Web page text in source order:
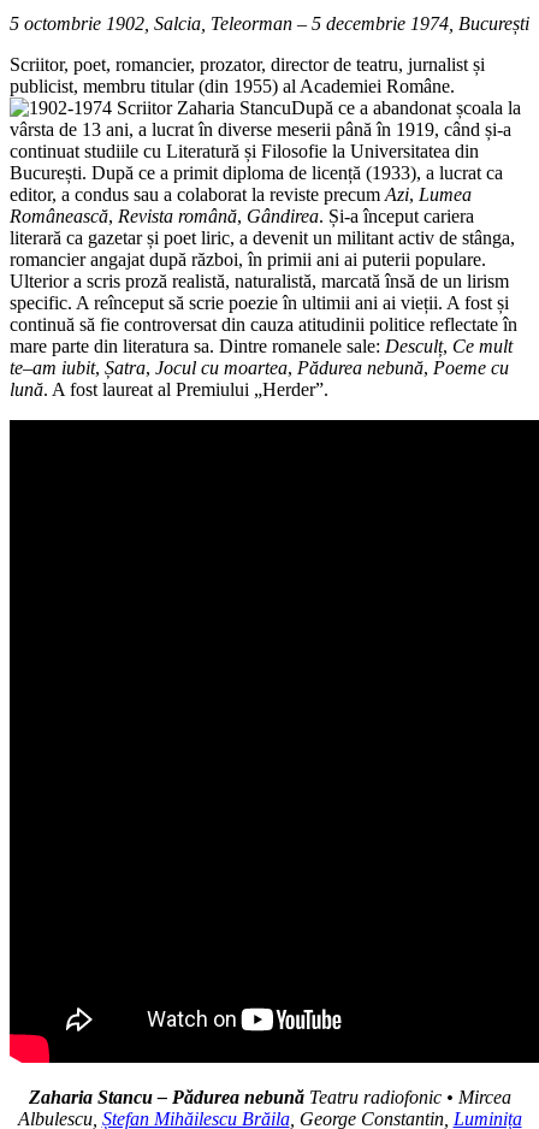
5 octombrie 1902, Salcia, Teleorman – 5 decembrie 1974, București
Scriitor, poet, romancier, prozator, director de teatru, jurnalist și
publicist, membru titular (din 1955) al Academiei Române.
După ce a abandonat școala la
vârsta de 13 ani, a lucrat în diverse meserii până în 1919, când și-a
continuat studiile cu Literatură și Filosofie la Universitatea din
București. După ce a primit diploma de licență (1933), a lucrat ca
editor, a condus sau a colaborat la reviste precum Azi, Lumea
Românească, Revista română, Gândirea. Și-a început cariera
literară ca gazetar și poet liric, a devenit un militant activ de stânga,
romancier angajat după război, în primii ani ai puterii populare.
Ulterior a scris proză realistă, naturalistă, marcată însă de un lirism
specific. A reînceput să scrie poezie în ultimii ani ai vieții. A fost și
continuă să fie controversat din cauza atitudinii politice reflectate în
mare parte din literatura sa. Dintre romanele sale: Desculț, Ce mult
te–am iubit, Șatra, Jocul cu moartea, Pădurea nebună, Poeme cu
lună. A fost laureat al Premiului „Herder”.
Zaharia Stancu – Pădurea nebunăTeatru radiofonic • Mircea
Albulescu, Ștefan Mihăilescu Brăila, George Constantin, Luminița